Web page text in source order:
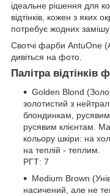
ідеальне рішення для
відтінків, кожен з яких
потребує жодних
Свотчі фарби AntuOne
дивіться на фото.
Палітра
Golden Blond
золотистий з
блондинкам,
русявим клієнтам.
кольору шкіри: на
на теплій - теплим.
РГТ: 7
Medium Brown
насичений, але не